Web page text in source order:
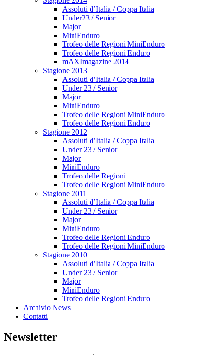
Assoluti d’Italia / Coppa Italia
Under23 / Senior
Major
MiniEnduro
Trofeo delle Regioni MiniEnduro
Trofeo delle Regioni Enduro
mAXImagazine 2014
Stagione 2013
Assoluti d’Italia / Coppa Italia
Under 23 / Senior
Major
MiniEnduro
Trofeo delle Regioni MiniEnduro
Trofeo delle Regioni Enduro
Stagione 2012
Assoluti d’Italia / Coppa Italia
Under 23 / Senior
Major
MiniEnduro
Trofeo delle Regioni
Trofeo delle Regioni MiniEnduro
Stagione 2011
Assoluti d’Italia / Coppa Italia
Under 23 / Senior
Major
MiniEnduro
Trofeo delle Regioni Enduro
Trofeo delle Regioni MiniEnduro
Stagione 2010
Assoluti d’Italia / Coppa Italia
Under 23 / Senior
Major
MiniEnduro
Trofeo delle Regioni Enduro
Archivio News
Contatti
Newsletter